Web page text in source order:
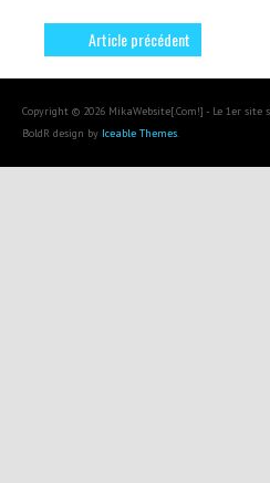
Article précédent
Copyright © 2026 MikaWebsite[.Com!] - Le 1er
BoldR design by Iceable Themes.